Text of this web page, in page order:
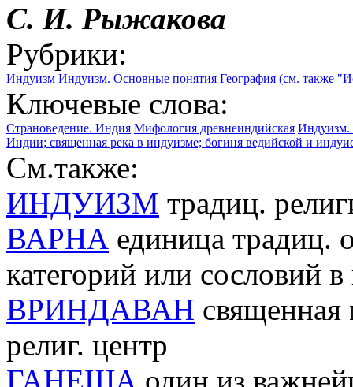
С. И. Рыжакова
Рубрики:
Индуизм Индуизм. Основные понятия География (см. также
Ключевые слова:
Страноведение. Индия Мифология древнеиндийская Индуизм.
Индии; священная река в индуизме; богиня ведийской и
См.также:
ИНДУИЗМ традиц.
ВАРНА единица традиц.
категорий или сословий
ВРИНДАВАН священная
религ. центр
ГАНЕША один из